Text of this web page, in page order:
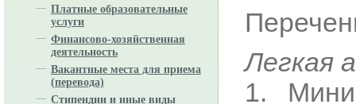
Платные образовательные
услуги
Финансово-хозяйственная
деятельность
Вакантные места для приема
(перевода)
Стипендии и иные виды
Легкая
1.